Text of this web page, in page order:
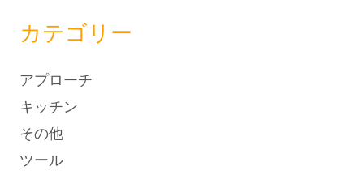
カテゴリー
アプローチ
キッチン
その他
ツール